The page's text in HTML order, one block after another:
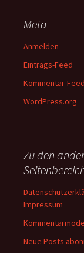
Meta
Anmelden
Eintrags-Feed
Kommentar-Feed
WordPress.org
Zu den
Impressum
Neue Posts